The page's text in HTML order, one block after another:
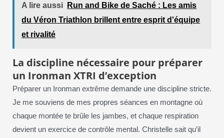
A lire aussi
Run and Bike de Saché : Les amis
du Véron Triathlon brillent entre esprit d'équipe
et rivalité
La discipline nécessaire pour préparer
un Ironman XTRI d’exception
Préparer un Ironman extrême demande une discipline stricte.
Je me souviens de mes propres séances en montagne où
chaque montée te brûle les jambes, et chaque respiration
devient un exercice de contrôle mental. Christelle sait qu’il